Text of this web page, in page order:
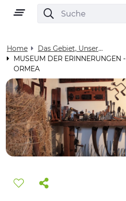
GEBIET
KULTUR
Home
Das Gebiet, Unser Zuhause - Visit Cuneese
MUSEUM DER ERINNERUNGEN -
ORMEA